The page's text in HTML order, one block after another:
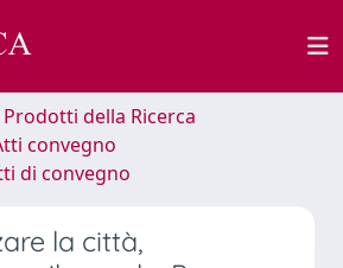
della Ricerca
convegno
di convegno
la città,